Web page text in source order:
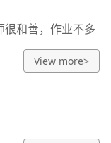
和善，作业不多
View more>